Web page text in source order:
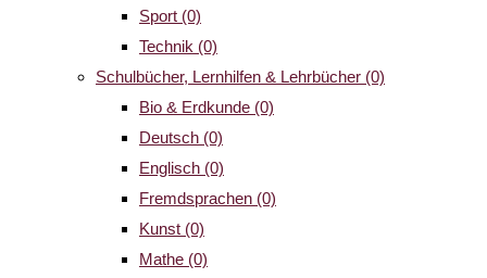
Sport (0)
Technik (0)
Schulbücher, Lernhilfen & Lehrbücher (0)
Bio & Erdkunde (0)
Deutsch (0)
Englisch (0)
Fremdsprachen (0)
Kunst (0)
Mathe (0)